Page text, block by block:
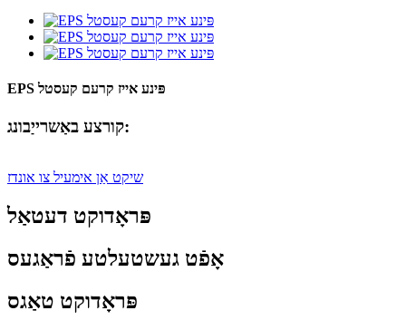
EPS פּינע אייז קרעם קעסטל
קורצע באַשרייַבונג:
שיקט אַן אימעיל צו אונדז
פּראָדוקט דעטאַל
אָפֿט געשטעלטע פֿראַגעס
פּראָדוקט טאַגס